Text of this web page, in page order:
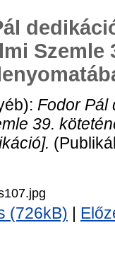
Szemle
Fodor Pál
39.
(726kB)